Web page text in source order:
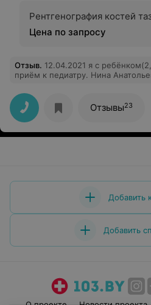
Рентгенография костей
Цена по запросу
Отзыв. 12.04.2021 я с
приём к педиатру. Нина Анатольевна. Никогда не
порога мы зашли. Она задала вопрос. Что вам
??!! Это что за вопросы такие. В лоб и грубо. Далее я
спросила про лекарство. Можно
Она тоже мне ответила грубо. Вообщем , что я в шоке
от такого профессионализма ,
Отзывы23
Добавить
Добавить